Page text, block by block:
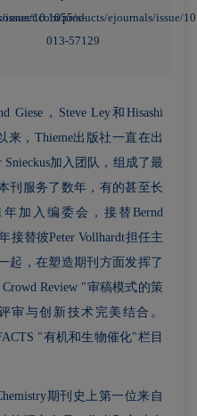
issue/10.1055/s-products/ejournals/issue/
013-57129
Giese，Steve Ley和Hisashi
来，Thieme出版社一直在出
加入团队，组成了最
刊服务了数年，有的甚至长
年加入编委会，接替Bernd
接替彼Peter Vollhardt担任主
起，在塑造期刊方面发挥了
Review "审稿模式的策
审与创新技术完美结合。
"有机和生物催化"栏目
期刊史上第一位来自